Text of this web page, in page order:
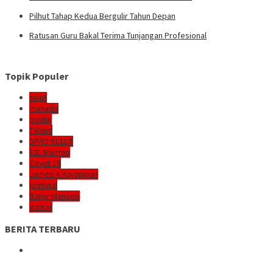
Pilhut Tahap Kedua Bergulir Tahun Depan
Ratusan Guru Bakal Terima Tunjangan Profesional
Topik Populer
sulut
manado
politik
Talaud
DPRD SULUT
E2L-Mantap
Covid-19
James A Kojongian
kriminal
Banjir Manado
golkar
BERITA TERBARU